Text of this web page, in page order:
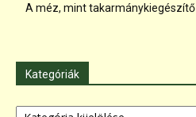
A méz, mint takarmánykiegészítő
Kategóriák
Kategóriák